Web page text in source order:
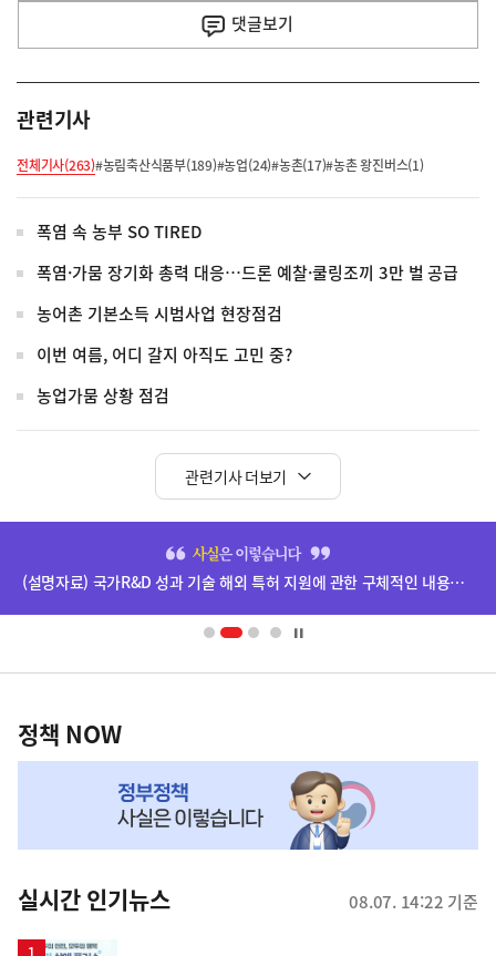
댓글보기
관련기사
전체기사(263)#농림축산식품부(189)#농업(24)#농촌(17)#농촌 왕진버스(1)
폭염 속 농부 SO TIRED
폭염·가뭄 장기화 총력 대응…드론 예찰·쿨링조끼 3만 벌 공급
농어촌 기본소득 시범사업 현장점검
이번 여름, 어디 갈지 아직도 고민 중?
농업가뭄 상황 점검
관련기사 더보기
배
영
(설명자료) 국가R&D 성과 기술 해외 특허 지원에 관한 구체적인 내용은 확정되지 않았습니다.
책
NOW,
뉴
스
정책 NOW
실시간 인기뉴스 08.07. 14:22 기준